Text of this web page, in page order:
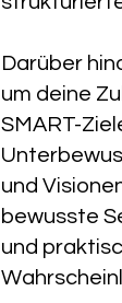
Darüber
um deine
SMART-
und
bewusste
und